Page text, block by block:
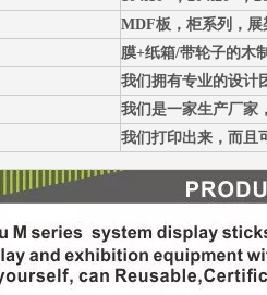
MDF板，柜系列，
膜+纸箱/带轮子的木
我们拥有专业的设计
我们是一家生产厂家
我们打印出来，而且